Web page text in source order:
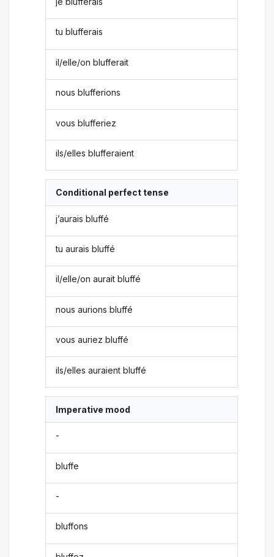
tu blufferais
il/elle/on blufferait
nous blufferions
vous blufferiez
ils/elles blufferaient
Conditional perfect tense
j’aurais bluffé
tu aurais bluffé
il/elle/on aurait bluffé
nous aurions bluffé
vous auriez bluffé
ils/elles auraient bluffé
Imperative mood
-
bluffe
-
bluffons